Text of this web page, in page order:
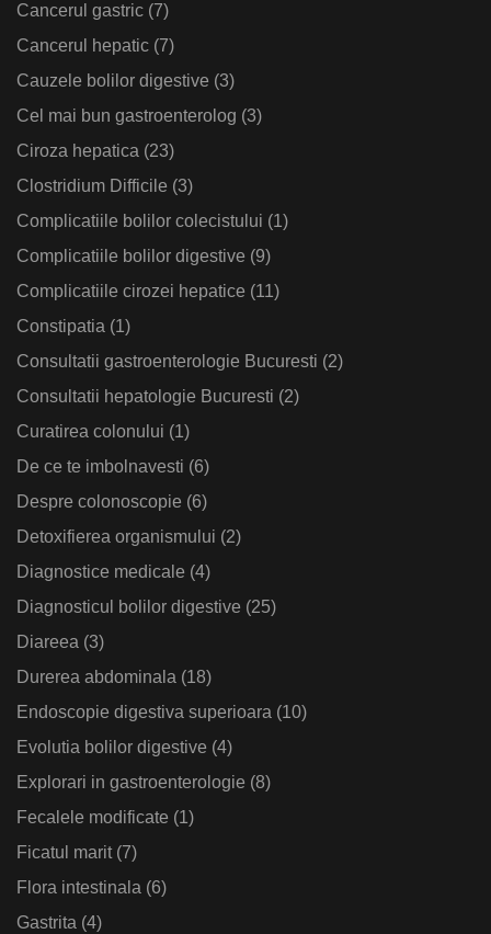
Cancerul gastric (7)
Cancerul hepatic (7)
Cauzele bolilor digestive (3)
Cel mai bun gastroenterolog (3)
Ciroza hepatica (23)
Clostridium Difficile (3)
Complicatiile bolilor colecistului (1)
Complicatiile bolilor digestive (9)
Complicatiile cirozei hepatice (11)
Constipatia (1)
Consultatii gastroenterologie Bucuresti (2)
Consultatii hepatologie Bucuresti (2)
Curatirea colonului (1)
De ce te imbolnavesti (6)
Despre colonoscopie (6)
Detoxifierea organismului (2)
Diagnostice medicale (4)
Diagnosticul bolilor digestive (25)
Diareea (3)
Durerea abdominala (18)
Endoscopie digestiva superioara (10)
Evolutia bolilor digestive (4)
Explorari in gastroenterologie (8)
Fecalele modificate (1)
Ficatul marit(7)
Flora intestinala (6)
Gastrita (4)